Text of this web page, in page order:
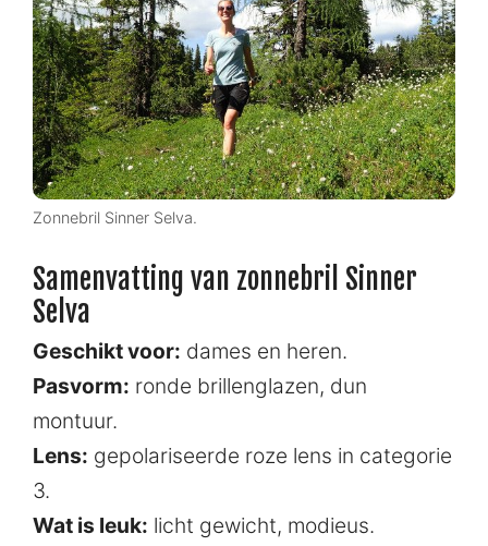
Zonnebril Sinner Selva.
Samenvatting van zonnebril Sinner
Selva
Geschikt voor: dames en heren.
Pasvorm: ronde brillenglazen, dun
montuur.
Lens: gepolariseerde roze lens in categorie
3.
Wat is leuk: licht gewicht, modieus.